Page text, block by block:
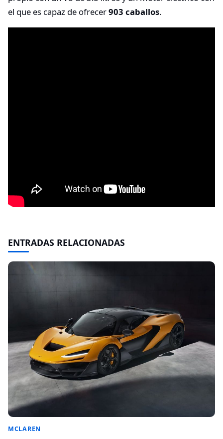
el que es capaz de ofrecer903 caballos.
ENTRADAS RELACIONADAS
MCLAREN